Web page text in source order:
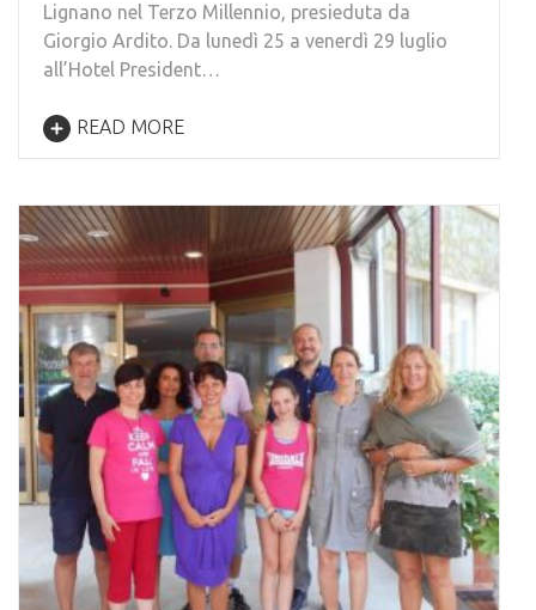
Lignano nel Terzo Millennio, presieduta da
Giorgio Ardito. Da lunedì 25 a venerdì 29 luglio
all’Hotel President…
READ MORE